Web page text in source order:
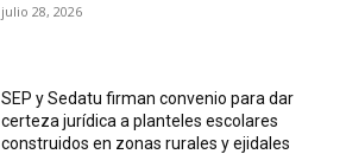
julio 28, 2026
SEP y Sedatu firman convenio para dar
certeza jurídica a planteles escolares
construidos en zonas rurales y ejidales